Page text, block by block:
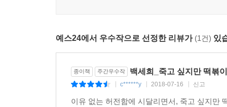
예스24에서 우수작으로 선정한 리뷰가 (1건) 있
종이책 주간우수작 백세희_죽고 싶지만 떡볶
c******y 2018-07-16 신고
이유 없는 허전함에 시달리면서, 죽고 싶지만